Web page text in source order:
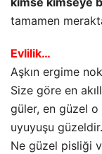
tamamen
Evlilik…
Aşkın ergime
Size göre en
güler, en güzel o
uyuyuşu
Ne güzel pisliği